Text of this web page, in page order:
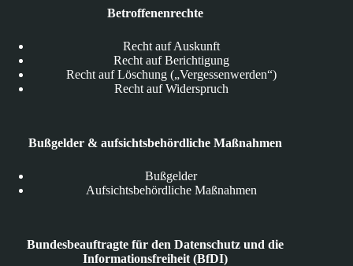
Betroffenenrechte
Recht auf Auskunft
Recht auf Berichtigung
Recht auf Löschung („Vergessenwerden“)
Recht auf Widerspruch
Bußgelder & aufsichtsbehördliche Maßnahmen
Bußgelder
Aufsichtsbehördliche Maßnahmen
Bundesbeauftragte für den Datenschutz und die
Informationsfreiheit (BfDI)